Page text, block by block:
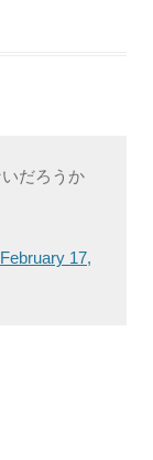
だろうか
February 17,